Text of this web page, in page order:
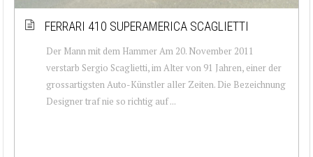
FERRARI 410 SUPERAMERICA SCAGLIETTI
Der Mann mit dem Hammer Am 20. November 2011
verstarb Sergio Scaglietti, im Alter von 91 Jahren, einer der
grossartigsten Auto-Künstler aller Zeiten. Die Bezeichnung
Designer traf nie so richtig auf ...